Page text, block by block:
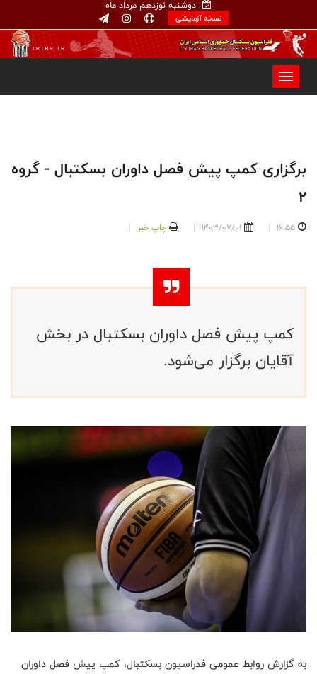
دوشنبه نوزدهم مرداد ماه
نسخه آزمایشی
برگزاری کمپ پیش فصل داوران بسکتبال - گروه
2
16:55
1403/07/01 چاپ خبر
کمپ پیش فصل داوران بسکتبال در بخش
آقایان برگزار می‌شود.
به گزارش روابط عمومی فدراسیون بسکتبال، کمپ پیش فصل داوران